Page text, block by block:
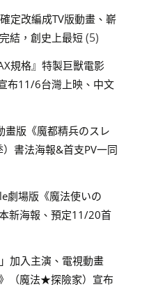
定改編成TV版動畫、嶄
結，創史上最短 (5)
規格』特製巨獸電影
布11/6台灣上映、中文
版《魔都精兵のスレ
書法海報&首支PV一同
劇場版《魔法使いの
新海報、預定11/20首
加入主演、電視動畫
（魔法★探險家）宣布